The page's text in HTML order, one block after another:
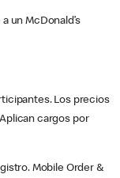
un McDonald’s
Los precios
cargos por
Mobile Order &